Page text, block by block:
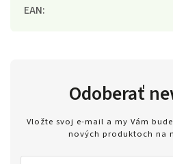
EAN:
Odoberať
Vložte svoj e-mail a my Vám
nových produktoch na